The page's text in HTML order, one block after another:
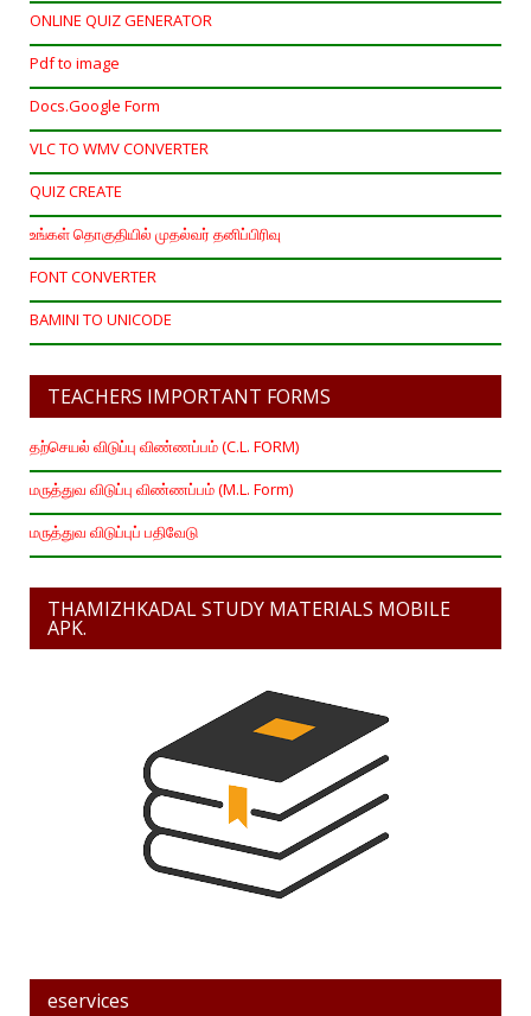
ONLINE QUIZ GENERATOR
Pdf to image
Docs.Google Form
VLC TO WMV CONVERTER
QUIZ CREATE
உங்கள் தொகுதியில் முதல்வர் தனிப்பிரிவு
FONT CONVERTER
BAMINI TO UNICODE
TEACHERS IMPORTANT FORMS
தற்செயல் விடுப்பு விண்ணப்பம் (C.L. FORM)
மருத்துவ விடுப்பு விண்ணப்பம் (M.L. Form)
மருத்துவ விடுப்புப் பதிவேடு
THAMIZHKADAL STUDY MATERIALS MOBILE
APK.
eservices